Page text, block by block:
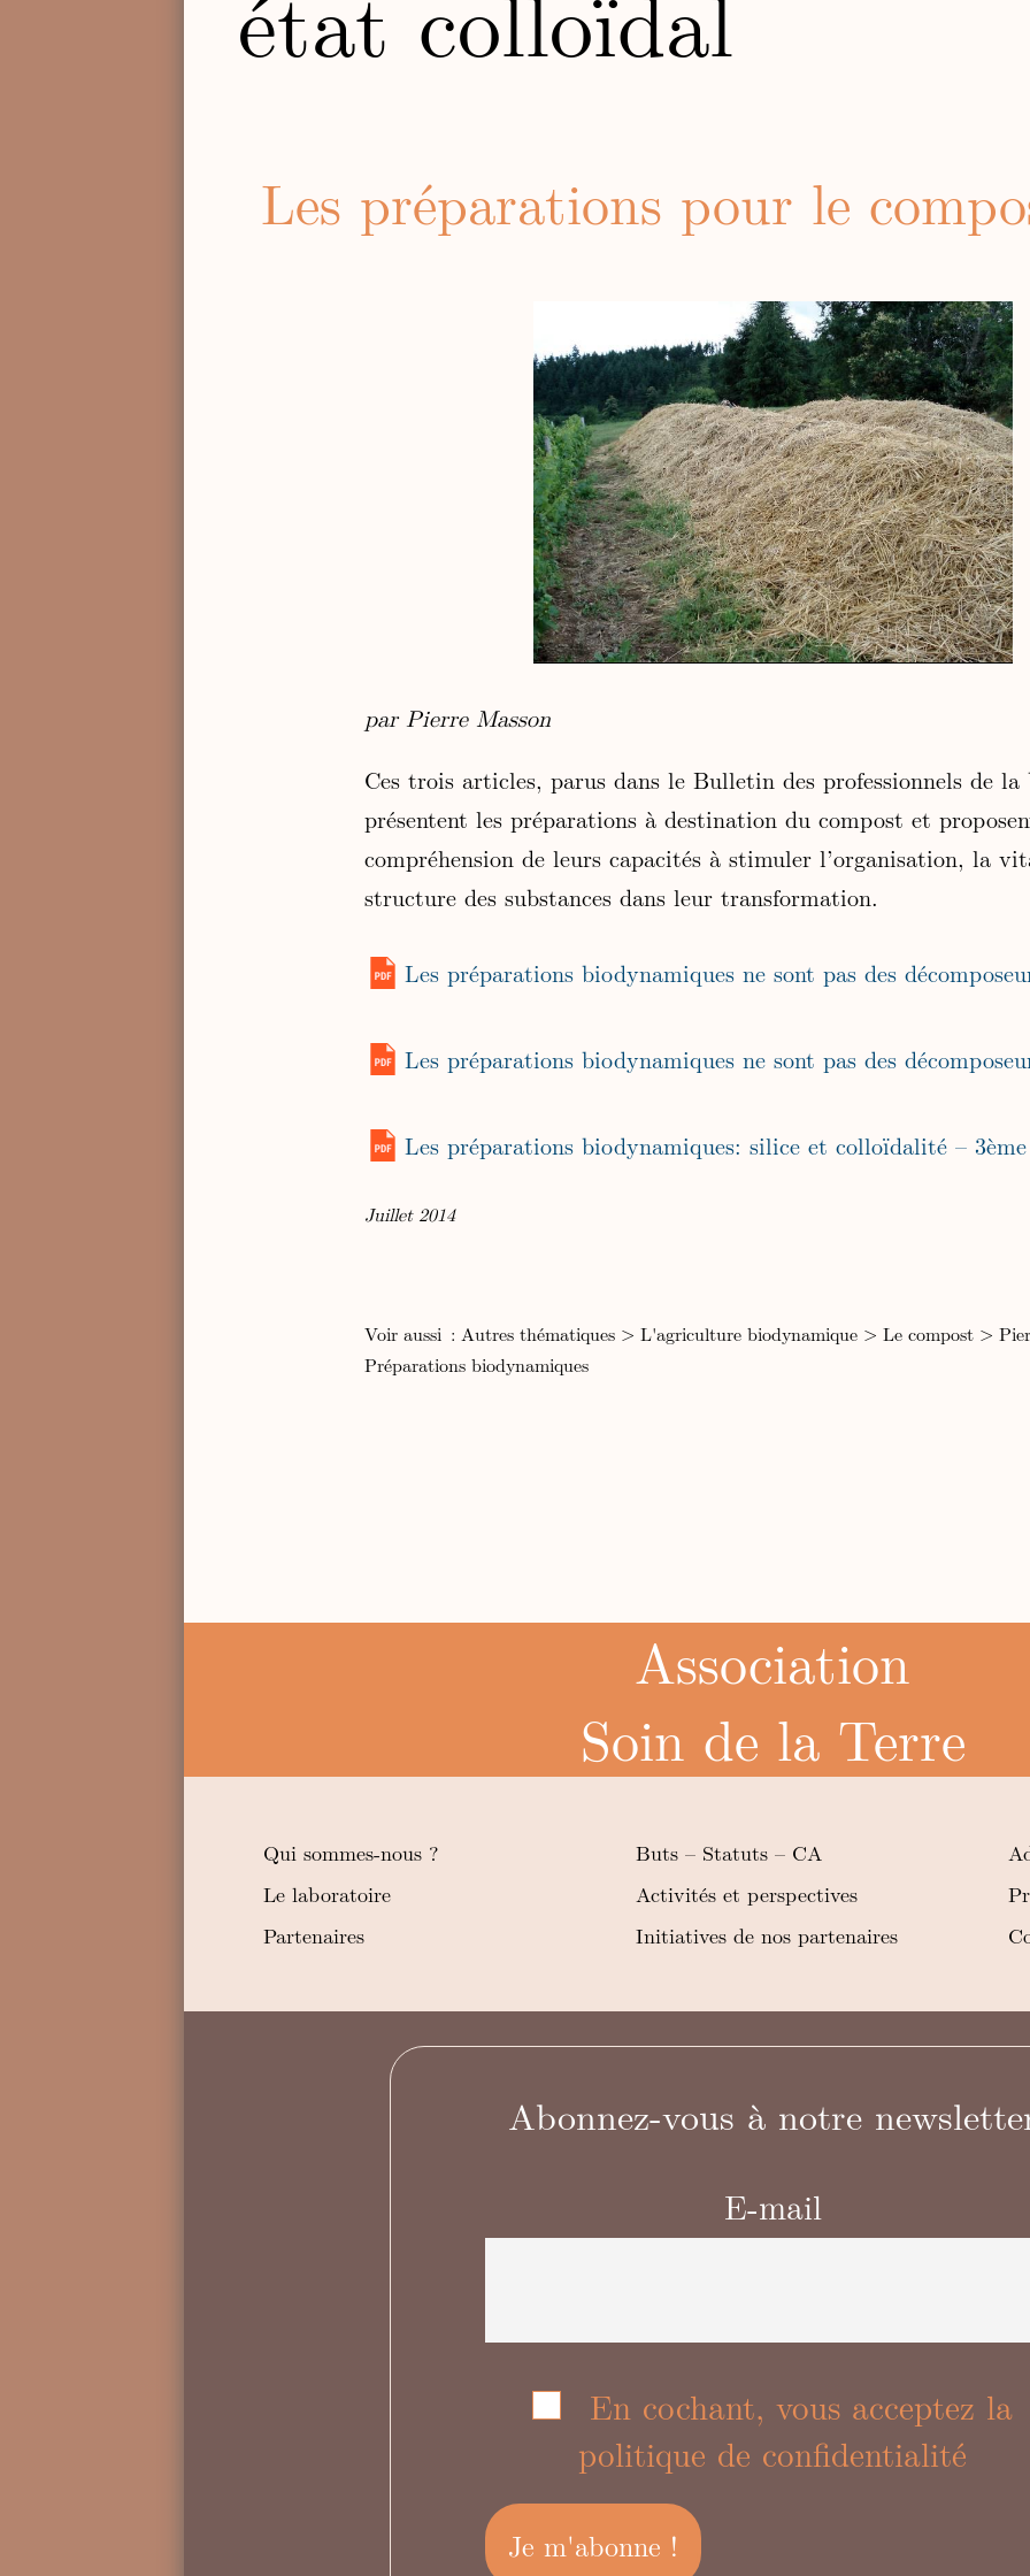
Les préparations pour le
par Pierre Masson
Ces trois articles, parus dans le Bulletin des professionnels de
présentent les préparations à destination du compost et
compréhension de leurs capacités à stimuler l’organisation, la
structure des substances dans leur transformation.
Les préparations biodynamiques: silice et colloïdalité –
Juillet 2014
Voir aussi : Autres thématiques > L'agriculture biodynamique > Le compost >
Préparations biodynamiques
Association
Soin de la Terre
Qui sommes-nous ? Buts – Statuts – CA
Le laboratoire
Activités et perspectives
Partenaires
Initiatives de nos partenaires
Abonnez-vous à notre
E-mail
En cochant, vous acceptez la
politique de confidentialité